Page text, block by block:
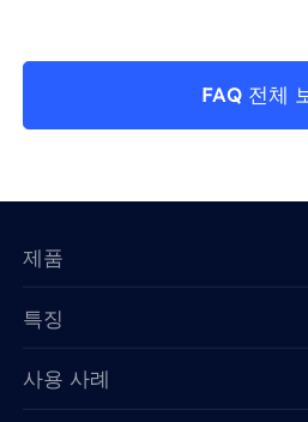
FAQ 전체
제품
특징
사용 사례